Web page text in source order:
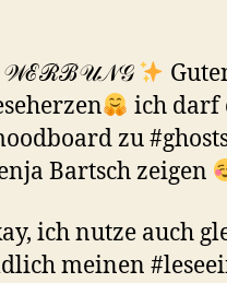
𝒲ℰℛℬ𝒰𝒩𝒢
ich darf
zu
Bartsch zeigen
ich nutze auch
meinen